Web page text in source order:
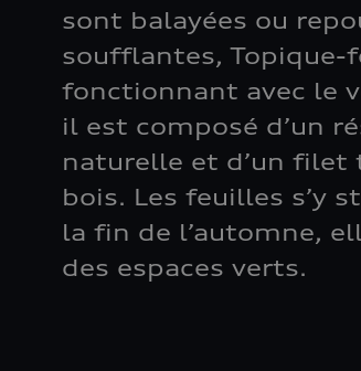
sont balayées ou
soufflantes,
fonctionnant avec le
il est composé d’un
naturelle et d’un filet
bois. Les feuilles s’y
la fin de l’automne,
des espaces verts.